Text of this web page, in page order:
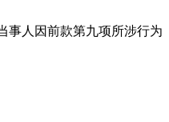
事人因前款第九项所涉行为